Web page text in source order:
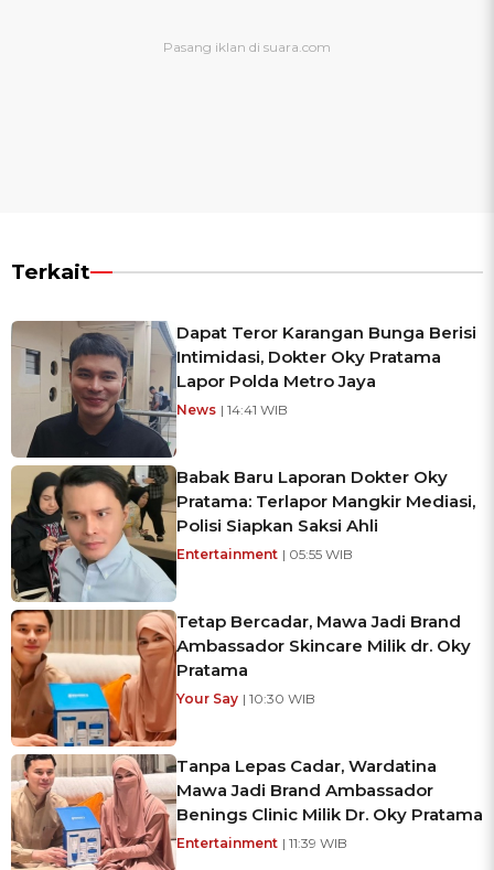
Terkait
Dapat Teror Karangan Bunga Berisi
Intimidasi, Dokter Oky Pratama
Lapor Polda Metro Jaya
News | 14:41 WIB
Babak Baru Laporan Dokter Oky
Pratama: Terlapor Mangkir Mediasi,
Polisi Siapkan Saksi Ahli
Entertainment | 05:55 WIB
Tetap Bercadar, Mawa Jadi Brand
Ambassador Skincare Milik dr. Oky
Pratama
Your Say | 10:30 WIB
Tanpa Lepas Cadar, Wardatina
Mawa Jadi Brand Ambassador
Benings Clinic Milik Dr. Oky Pratama
Entertainment | 11:39 WIB